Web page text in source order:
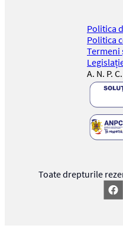
Politica
Politica
Termeni
A. N. P. C.
Toate drepturile